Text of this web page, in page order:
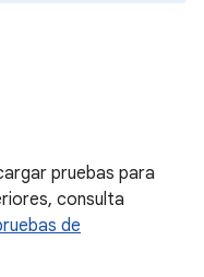
pruebas para
consulta
de